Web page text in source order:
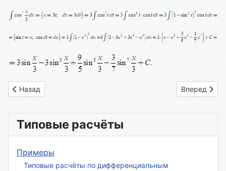
Предыдущий: Вариант № 18
Назад Следующий:
Вперед
Типовые расчёты
Примеры
Типовые расчёты по дифференциальным